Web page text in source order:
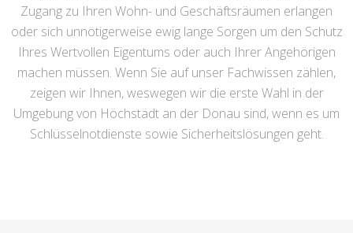
Zugang zu Ihren Wohn- und Geschäftsräumen erlangen
oder sich unnötigerweise ewig lange Sorgen um den Schutz
Ihres Wertvollen Eigentums oder auch Ihrer Angehörigen
machen müssen. Wenn Sie auf unser Fachwissen zählen,
zeigen wir Ihnen, weswegen wir die erste Wahl in der
Umgebung von Höchstädt an der Donau sind, wenn es um
Schlüsselnotdienste sowie Sicherheitslösungen geht.